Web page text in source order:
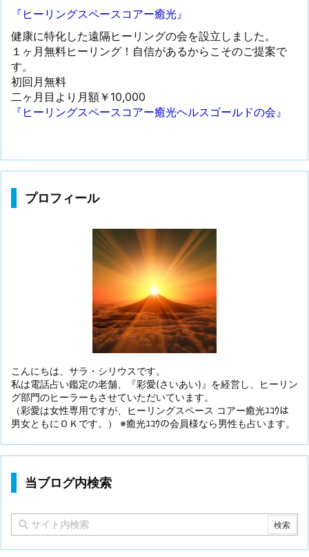
『ヒーリングスペースコアー癒光』
健康に特化した遠隔ヒーリングの会を設立しました。
１ヶ月無料ヒーリング！自信があるからこそのご提案で
す。
初回月無料
二ヶ月目より月額￥10,000
『ヒーリングスペースコアー癒光ヘルスゴールドの会』
プロフィール
こんにちは、サラ・シリウスです。
私は電話占い鑑定の老舗、『彩愛(さいあい)』を経営し、ヒーリン
グ部門のヒーラーもさせていただいています。
（彩愛は女性専用ですが、ヒーリングスペース コアー癒光ﾕｺｳは
男女ともにＯＫです。） ※癒光ﾕｺｳの会員様なら男性も占います。
当ブログ内検索